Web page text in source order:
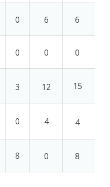
0 6 6
0 0 0
3 12 15
0 4 4
8 0 8